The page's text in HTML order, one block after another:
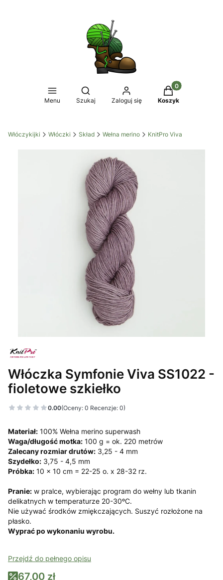
Menu
Otwórz wyszukiwarkę
Szukaj Zaloguj się
Produkty w
Koszyk
Włóczykijki Włóczki Skład Wełna merino KnitPro Viva
Włóczka Symfonie Viva SS1022 -
fioletowe szkiełko
0.00(Oceny: 0 Recenzje: 0)
Materiał: 100% Wełna merino superwash
Waga/długość motka: 100 g = ok. 220 metrów
Zalecany rozmiar drutów: 3,25 - 4 mm
Szydełko: 3,75 - 4,5 mm
Próbka: 10 x 10 cm = 22-25 o. x 28-32 rz.
Pranie: w pralce, wybierając program do wełny lub tkanin
delikatnych w temperaturze 20-30ºC.
Nie używać środków zmiękczających. Suszyć rozłożone na
płasko.
Wyprać po wykonaniu wyrobu.
Przejdź do pełnego opisu
67,00 zł